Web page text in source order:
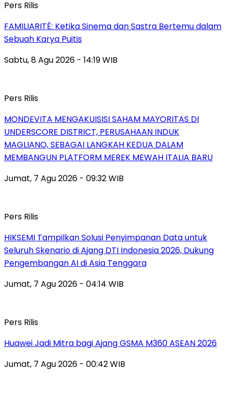
Pers Rilis
FAMILIARITÉ: Ketika Sinema dan Sastra Bertemu dalam
Sebuah Karya Puitis
Sabtu, 8 Agu 2026 - 14:19 WIB
Pers Rilis
MONDEVITA MENGAKUISISI SAHAM MAYORITAS DI
UNDERSCORE DISTRICT, PERUSAHAAN INDUK
MAGLIANO, SEBAGAI LANGKAH KEDUA DALAM
MEMBANGUN PLATFORM MEREK MEWAH ITALIA BARU
Jumat, 7 Agu 2026 - 09:32 WIB
Pers Rilis
HIKSEMI Tampilkan Solusi Penyimpanan Data untuk
Seluruh Skenario di Ajang DTI Indonesia 2026, Dukung
Pengembangan AI di Asia Tenggara
Jumat, 7 Agu 2026 - 04:14 WIB
Pers Rilis
Huawei Jadi Mitra bagi Ajang GSMA M360 ASEAN 2026
Jumat, 7 Agu 2026 - 00:42 WIB